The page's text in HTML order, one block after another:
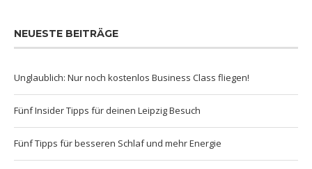
NEUESTE BEITRÄGE
Unglaublich: Nur noch kostenlos Business Class fliegen!
Fünf Insider Tipps für deinen Leipzig Besuch
Fünf Tipps für besseren Schlaf und mehr Energie